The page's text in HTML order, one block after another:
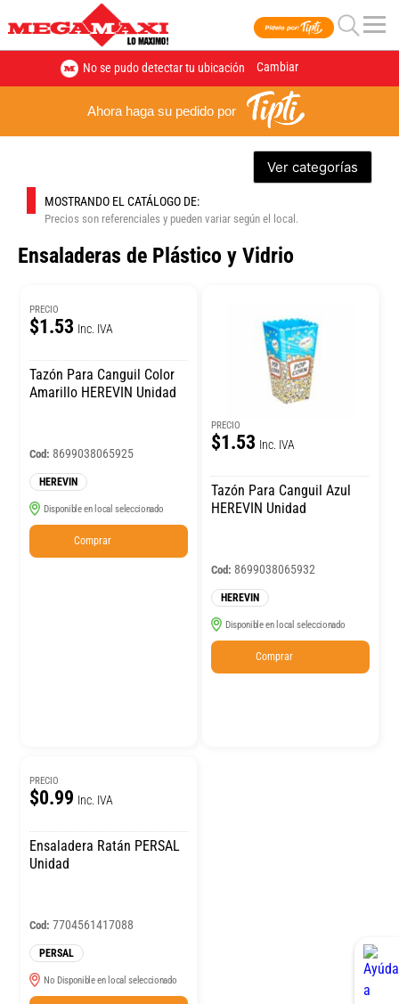
No se pudo detectar tu ubicación Cambiar
Ahora haga su pedido por
Ver categorías
MOSTRANDO EL CATÁLOGO DE:
Precios son referenciales y pueden variar según el local.
Ensaladeras de Plástico y Vidrio
PRECIO
$1.53 Inc. IVA
Tazón Para Canguil Color
Amarillo HEREVIN Unidad
Cod: 8699038065925
HEREVIN
Disponible en local seleccionado
Comprar
PRECIO
$1.53 Inc. IVA
Tazón Para Canguil Azul
HEREVIN Unidad
Cod: 8699038065932
HEREVIN
Disponible en local seleccionado
Comprar
PRECIO
$0.99 Inc. IVA
Ensaladera Ratán PERSAL
Unidad
Cod: 7704561417088
PERSAL
No Disponible en local seleccionado